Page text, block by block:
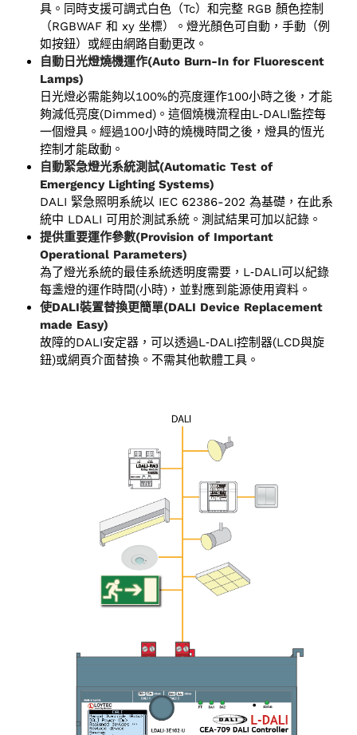
具。同時支援可調式白色（Tc）和完整 RGB 顏色控制
（RGBWAF 和 xy 坐標）。燈光顏色可自動，手動（例
如按鈕）或經由網路自動更改。
自動日光燈燒機運作(Auto Burn-In for Fluorescent
Lamps)
日光燈必需能夠以100%的亮度運作100小時之後，才能
夠減低亮度(Dimmed)。這個燒機流程由L‑DALI監控每
一個燈具。經過100小時的燒機時間之後，燈具的恆光
控制才能啟動。
自動緊急燈光系統測試(Automatic Test of
Emergency Lighting Systems)
DALI 緊急照明系統以 IEC 62386-202 為基礎，在此系
統中 LDALI 可用於測試系統。測試結果可加以記錄。
提供重要運作參數(Provision of Important
Operational Parameters)
為了燈光系統的最佳系統透明度需要，L‑DALI可以紀錄
每盞燈的運作時間(小時)，並對應到能源使用資料。
使DALI裝置替換更簡單(DALI Device Replacement
made Easy)
故障的DALI安定器，可以透過L‑DALI控制器(LCD與旋
鈕)或網頁介面替換。不需其他軟體工具。